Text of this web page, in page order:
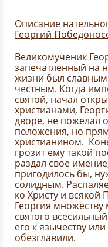
Описание
Георгий
Великомученик
запечатленный на
жизни был
честным. Когда
святой, начал
христианами,
дворе, не пожелал
положения, но
христианином.
грозит ему такой
раздал свое
пригодилось бы,
солидным.
ко Христу и всякой
Георгия
святого
его к язычеству
обезглавили.